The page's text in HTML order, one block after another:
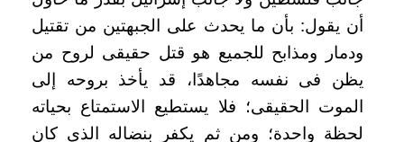
أن يقول: بأن ما يحدث على الجبهتين من تقتيل
ودمار ومذابح للجميع هو قتل حقيقى لروح من
يظن فى نفسه مجاهدًا، قد يأخذ بروحه إلى
الموت الحقيقى؛ فلا يستطيع الاستمتاع بحياته
لحظة واحدة؛ ومن ثم يكفر بنضاله الذى كان